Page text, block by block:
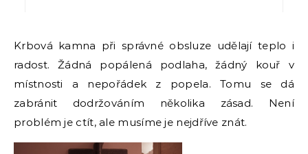
Krbová kamna při správné obsluze udělají teplo i
radost. Žádná popálená podlaha, žádný kouř v
místnosti a nepořádek z popela. Tomu se dá
zabránit dodržováním několika zásad. Není
problém je ctít, ale musíme je nejdříve znát.